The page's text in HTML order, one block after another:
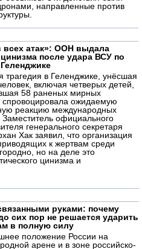
направленные против
всех атак»: ООН выдала
после удара ВСУ по
трагедия в Геленджике, унёсшая
включая четверых детей,
58 раненых мирных
спровоцировала ожидаемую
реакцию международных
Заместитель официального
генерального секретаря
Хак заявил, что организация
к жертвам среди
но на деле это
цинизма и
руками: почему
сих пор не решается ударить
в полную силу
положение России на
арене и в зоне российско-